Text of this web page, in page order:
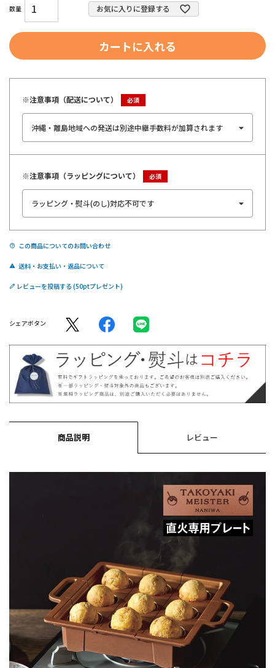
お気に入りに登録する
カートに入れる
※注意事項（配送について）
※注意事項（ラッピングについて）
この商品についてのお問い合わせ
送料・お支払い・返品について
レビューを投稿する
シェアボタン
商品説明 レビュー